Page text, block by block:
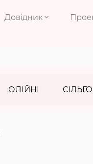
Довідник
ОЛІЙНІ